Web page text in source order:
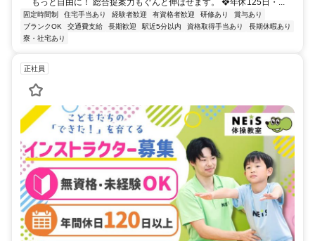
固定時間制 住宅手当あり 経験者歓迎 有資格者歓迎 研修あり
賞与あり
ブランクOK
交通費支給 長期歓迎 駅近5分以内 資格取得手当あり
長期休暇あり
寮・社宅あり
正社員